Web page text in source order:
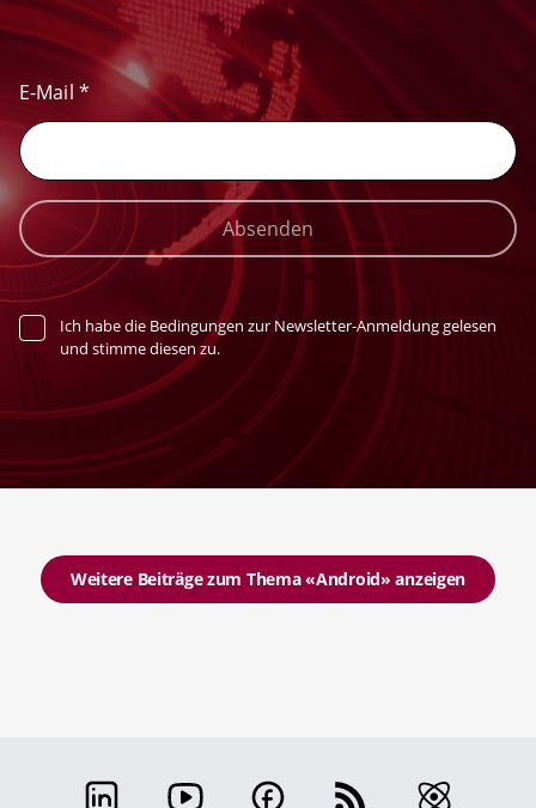
E-Mail *
Absenden
Ich habe die Bedingungen zur Newsletter-Anmeldung gelesen
und stimme diesen zu.
Weitere Beiträge zum Thema «Android» anzeigen